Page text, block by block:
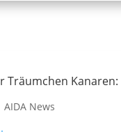
Träumchen
AIDA News